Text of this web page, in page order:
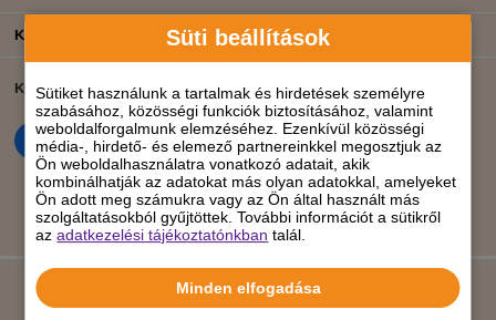
Süti beállítások
Sütiket használunk a tartalmak és hirdetések személyre
szabásához, közösségi funkciók biztosításához, valamint
weboldalforgalmunk elemzéséhez. Ezenkívül közösségi
média-, hirdető- és elemező partnereinkkel megosztjuk az
Ön weboldalhasználatra vonatkozó adatait, akik
kombinálhatják az adatokat más olyan adatokkal, amelyeket
Ön adott meg számukra vagy az Ön által használt más
szolgáltatásokból gyűjtöttek. További információt a sütikről
azadatkezelési tájékoztatónkban talál.
Minden elfogadása
KATEGÓRIÁK
KÖZÖSSÉGI ÉLET BANKKÁRTYÁS FIZETÉS